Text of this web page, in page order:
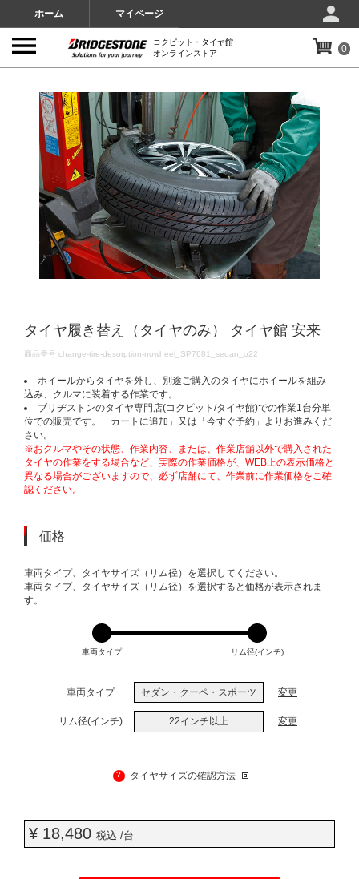
ホーム マイページ
コクピット・タイヤ館
オンラインストア
0
タイヤ履き替え（タイヤのみ） タイヤ館 安来
DETAILS
商品番号 change-tire-desorption-nowheel_SP7681_sedan_o22
ホイールからタイヤを外し、別途ご購入のタイヤにホイールを組み
込み、クルマに装着する作業です。
ブリヂストンのタイヤ専門店(コクピット/タイヤ館)での作業1台分単
位での販売です。「カートに追加」又は「今すぐ予約」よりお進みくだ
さい。
※おクルマやその状態、作業内容、または、作業店舗以外で購入された
タイヤの作業をする場合など、実際の作業価格が、WEB上の表示価格と
異なる場合がございますので、必ず店舗にて、作業前に作業価格をご確
認ください。
価格
VARIATIONS
車両タイプ、タイヤサイズ（リム径）を選択してください。
車両タイプ、タイヤサイズ（リム径）を選択すると価格が表示されま
す。
車両タイプ リム径(インチ)
車両タイプ セダン・クーペ・スポーツ 変更
リム径(インチ) 22インチ以上 変更
? タイヤサイズの確認方法
¥ 18,480 税込 /台